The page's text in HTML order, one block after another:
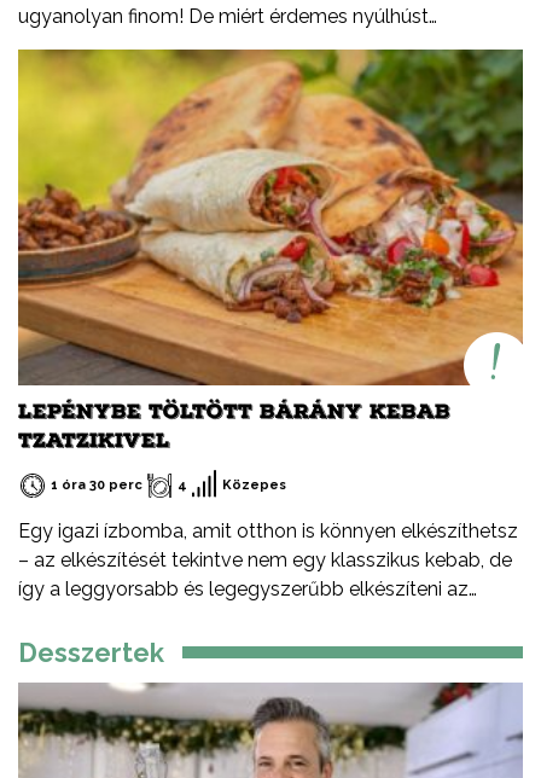
ugyanolyan finom! De miért érdemes nyúlhúst
fogyasztani? Természetesen sovány, fehérjében
gazdag, alacsony zsírtartalmú hús. Könnyen
emészthető. Kiváló alternatíva más húsfélék helyett,
változatosan és egyszerűen elkészíthető.
LEPÉNYBE TÖLTÖTT BÁRÁNY KEBAB
TZATZIKIVEL
1 óra 30 perc 4 Közepes
Egy igazi ízbomba, amit otthon is könnyen elkészíthetsz
– az elkészítését tekintve nem egy klasszikus kebab, de
így a leggyorsabb és legegyszerűbb elkészíteni az
érdemes bárányhúst választani? Kiváló minőségű,
vitamin-tartalmú. Gazdag íze és lágy textúrája
különlegessé teszi az ételeket. Prémium alapanyag,
amely az egyik legfenntarthatóbb forrásból származik.
Desszertek